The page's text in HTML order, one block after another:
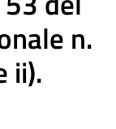
n.
ii).